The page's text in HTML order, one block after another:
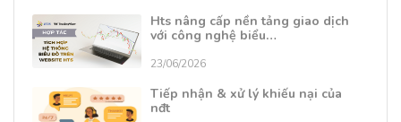
Hts nâng cấp nền tảng giao dịch
với công nghệ biểu…
23/06/2026
Tiếp nhận & xử lý khiếu nại của
nđt